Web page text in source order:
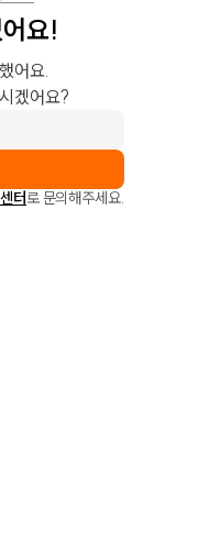
요!
어요.
겠어요?
터로 문의해주세요.